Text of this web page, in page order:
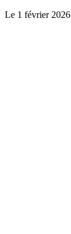
Le 1 février 2026